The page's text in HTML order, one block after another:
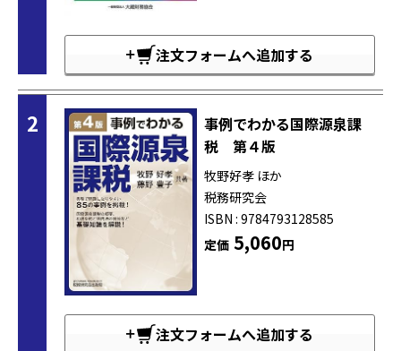
注文フォームへ追加する
2
事例でわかる国際源泉課
税 第４版
牧野好孝 ほか
税務研究会
ISBN : 9784793128585
定価5,060円
注文フォームへ追加する